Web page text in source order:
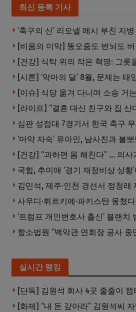
최신 등록 기사
‘축구의 신’ 리오넬 메시 부친 지
[건강] 식탁 위의 작은 혁명: 그릇
[시론] ‘악마의 달’ 8월, 문제는 태
‘마약 자숙’ 유아인, 남사친과 볼
김민석, 제주·인천 경선서 정청래
항소법원 “백악관 연회장 공사 중
실시간 랭킹